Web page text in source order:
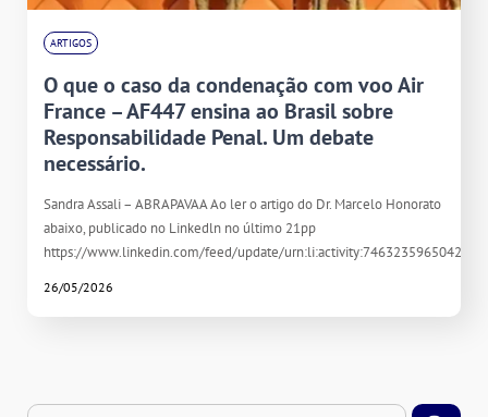
ARTIGOS
O que o caso da condenação com voo Air
France – AF447 ensina ao Brasil sobre
Responsabilidade Penal. Um debate
necessário.
Sandra Assali – ABRAPAVAA Ao ler o artigo do Dr. Marcelo Honorato
abaixo, publicado no Linkedln no último 21pp
https://www.linkedin.com/feed/update/
26/05/2026